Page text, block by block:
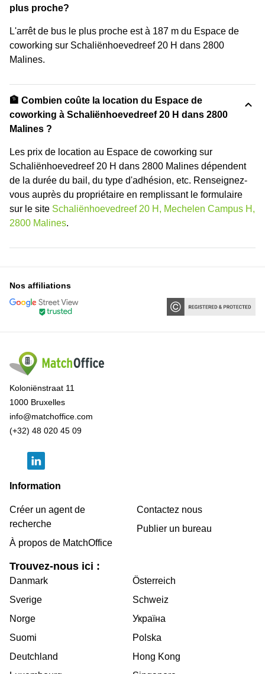
plus proche?
L'arrêt de bus le plus proche est à 187 m du Espace de
coworking sur Schaliënhoevedreef 20 H dans 2800
Malines.
🏦 Combien coûte la location du Espace de
coworking à Schaliënhoevedreef 20 H dans 2800
Malines ?
Les prix de location au Espace de coworking sur
Schaliënhoevedreef 20 H dans 2800 Malines dépendent
de la durée du bail, du type d'adhésion, etc. Renseignez-
vous auprès du propriétaire en remplissant le formulaire
sur le site Schaliënhoevedreef 20 H, Mechelen Campus H,
2800 Malines.
Nos affiliations
Koloniënstraat 11
1000 Bruxelles
info@matchoffice.com
(+32) 48 020 45 09
Information
Créer un agent de
recherche
À propos de MatchOffice
Contactez nous
Publier un bureau
Trouvez-nous ici :
Danmark
Sverige
Norge
Suomi
Deutchland
Österreich
Schweiz
Україна
Polska
Hong Kong